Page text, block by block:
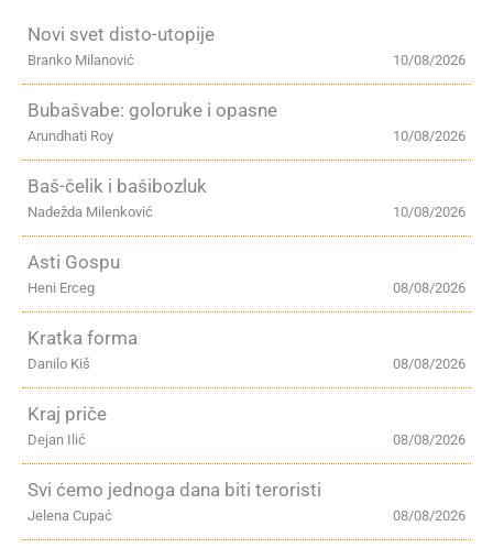
Novi svet disto-utopije
10/08/2026
Branko Milanović
Bubašvabe: goloruke i opasne
10/08/2026
Arundhati Roy
Baš-čelik i bašibozluk
10/08/2026
Nadežda Milenković
Asti Gospu
08/08/2026
Heni Erceg
Kratka forma
08/08/2026
Danilo Kiš
Kraj priče
08/08/2026
Dejan Ilić
Svi ćemo jednoga dana biti teroristi
08/08/2026
Jelena Cupać